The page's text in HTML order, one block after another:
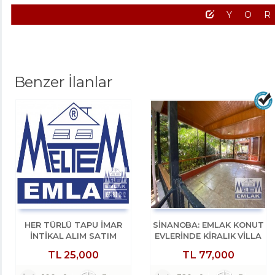
Benzer İlanlar
HER TÜRLÜ TAPU İMAR
İNTİKAL ALIM SATIM
EKSPERTİZLİK ILE KENTSEL
DÖNÜŞÜM DANIŞMANLIK
TL 25,000
SİNANOBA: EMLAK KONUT
EVLERINDE KİRALIK VİLLA
TL 77,000